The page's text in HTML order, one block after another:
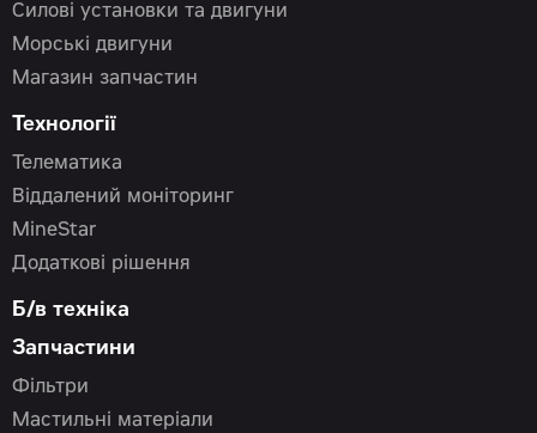
Силові установки та двигуни
Морські двигуни
Магазин запчастин
Технології
Телематика
Віддалений моніторинг
MineStar
Додаткові рішення
Б/в техніка
Запчастини
Фільтри
Мастильні матеріали